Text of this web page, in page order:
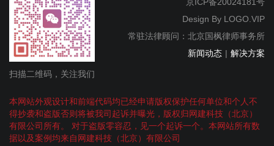
扫描二维码，关注我们
京ICP备20024181号
Design By LOGO.VIP
常驻法律顾问：北京国枫律师事务所
新闻动态 | 解决方案
本网站外观设计和前端代码均已经申请版权保护任何单位和个人不
得抄袭和盗版否则将被我司起诉并曝光，版权归网建科技（北京）
有限公司所有。 对于盗版零容忍，见一个起诉一个。本网站所有数
据以及案例均来自网建科技（北京）有限公司